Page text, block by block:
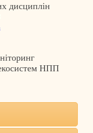
дисциплін
НПП